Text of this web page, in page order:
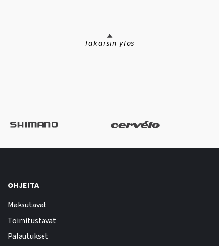
Takaisin ylös
OHJEITA
Maksutavat
Toimitustavat
Palautukset